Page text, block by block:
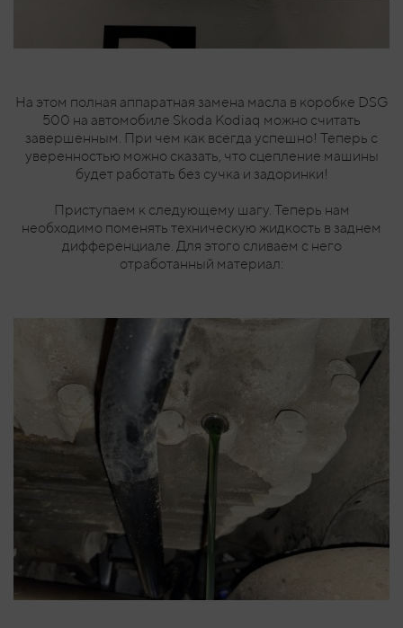
На этом полная аппаратная замена масла в коробке DSG
500 на автомобиле Skoda Kodiaq можно считать
завершенным. При чем как всегда успешно! Теперь с
уверенностью можно сказать, что сцепление машины
будет работать без сучка и задоринки!
Приступаем к следующему шагу. Теперь нам
необходимо поменять техническую жидкость в заднем
дифференциале. Для этого сливаем с него
отработанный материал: